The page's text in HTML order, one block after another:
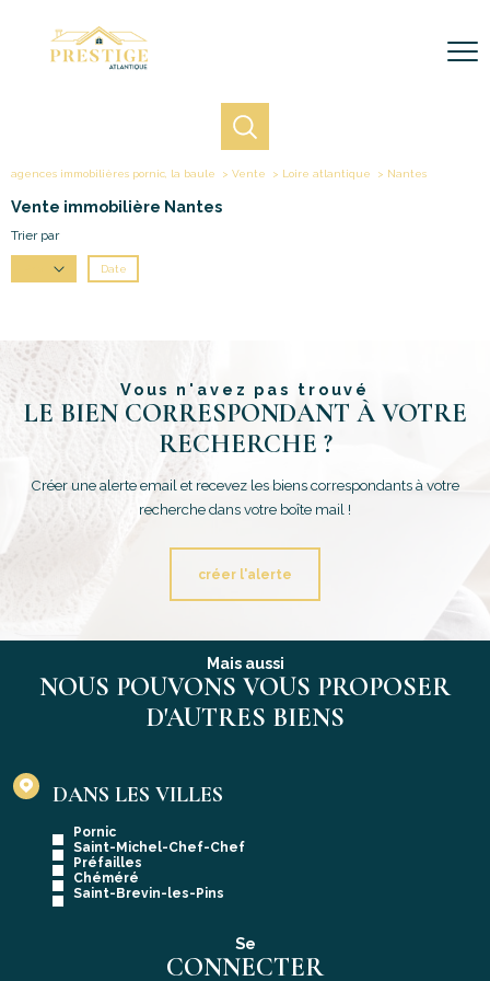
agences immobilières pornic, la baule Vente Loire atlantique Nantes
Vente immobilière Nantes
Trier par
Date
Vous n'avez pas trouvé
LE BIEN CORRESPONDANT À VOTRE
RECHERCHE ?
Créer une alerte email et recevez les biens correspondants à votre
recherche dans votre boîte mail !
créer l'alerte
Mais aussi
NOUS POUVONS VOUS PROPOSER
D'AUTRES BIENS
DANS LES VILLES
Pornic
Saint-Michel-Chef-Chef
Préfailles
Chéméré
Saint-Brevin-les-Pins
Se
CONNECTER